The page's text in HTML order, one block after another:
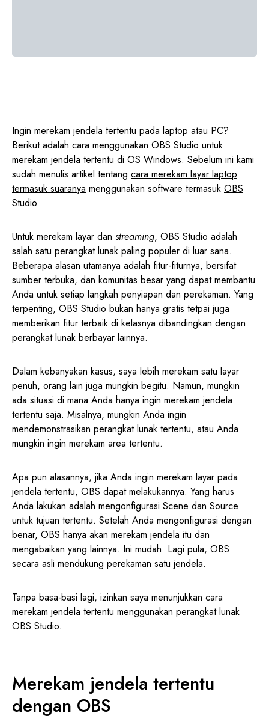
Ingin merekam jendela tertentu pada laptop atau PC?
Berikut adalah cara menggunakan OBS Studio untuk
merekam jendela tertentu di OS Windows. Sebelum ini kami
sudah menulis artikel tentang cara merekam layar laptop
termasuk suaranya menggunakan software termasuk OBS
Studio.
Untuk merekam layar dan streaming, OBS Studio adalah
salah satu perangkat lunak paling populer di luar sana.
Beberapa alasan utamanya adalah fitur-fiturnya, bersifat
sumber terbuka, dan komunitas besar yang dapat membantu
Anda untuk setiap langkah penyiapan dan perekaman. Yang
terpenting, OBS Studio bukan hanya gratis tetpai juga
memberikan fitur terbaik di kelasnya dibandingkan dengan
perangkat lunak berbayar lainnya.
Dalam kebanyakan kasus, saya lebih merekam satu layar
penuh, orang lain juga mungkin begitu. Namun, mungkin
ada situasi di mana Anda hanya ingin merekam jendela
tertentu saja. Misalnya, mungkin Anda ingin
mendemonstrasikan perangkat lunak tertentu, atau Anda
mungkin ingin merekam area tertentu.
Apa pun alasannya, jika Anda ingin merekam layar pada
jendela tertentu, OBS dapat melakukannya. Yang harus
Anda lakukan adalah mengonfigurasi Scene dan Source
untuk tujuan tertentu. Setelah Anda mengonfigurasi dengan
benar, OBS hanya akan merekam jendela itu dan
mengabaikan yang lainnya. Ini mudah. Lagi pula, OBS
secara asli mendukung perekaman satu jendela.
Tanpa basa-basi lagi, izinkan saya menunjukkan cara
merekam jendela tertentu menggunakan perangkat lunak
OBS Studio.
Merekam jendela tertentu
dengan OBS